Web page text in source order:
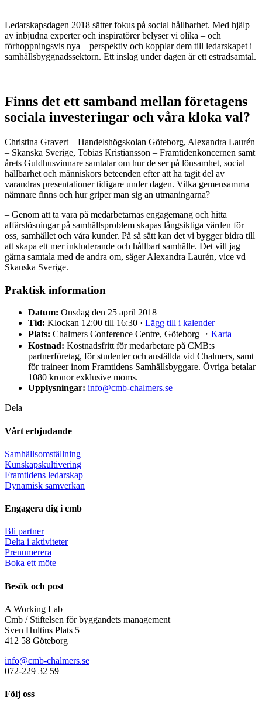
Ledarskapsdagen 2018 sätter fokus på social hållbarhet. Med hjälp
av inbjudna experter och inspiratörer belyser vi olika – och
förhoppningsvis nya – perspektiv och kopplar dem till ledarskapet i
samhällsbyggnadssektorn. Ett inslag under dagen är ett estradsamtal.
Finns det ett samband mellan företagens
sociala investeringar och våra kloka val?
Christina Gravert – Handelshögskolan Göteborg, Alexandra Laurén
– Skanska Sverige, Tobias Kristiansson – Framtidenkoncernen samt
årets Guldhusvinnare samtalar om hur de ser på lönsamhet, social
hållbarhet och människors beteenden efter att ha tagit del av
varandras presentationer tidigare under dagen. Vilka gemensamma
nämnare finns och hur griper man sig an utmaningarna?
– Genom att ta vara på medarbetarnas engagemang och hitta
affärslösningar på samhällsproblem skapas långsiktiga värden för
oss, samhället och våra kunder. På så sätt kan det vi bygger bidra till
att skapa ett mer inkluderande och hållbart samhälle. Det vill jag
gärna samtala med de andra om, säger Alexandra Laurén, vice vd
Skanska Sverige.
Praktisk information
Datum: Onsdag den 25 april 2018
Tid: Klockan 12:00 till 16:30 · Lägg till i kalender
Plats: Chalmers Conference Centre, Göteborg ・ Karta
Kostnad: Kostnadsfritt för medarbetare på CMB:s
partnerföretag, för studenter och anställda vid Chalmers, samt
för traineer inom Framtidens Samhällsbyggare. Övriga betalar
1080 kronor exklusive moms.
Upplysningar: info@cmb-chalmers.se
Dela
Vårt erbjudande
Samhällsomställning
Kunskapskultivering
Framtidens ledarskap
Dynamisk samverkan
Engagera dig i cmb
Bli partner
Delta i aktiviteter
Prenumerera
Boka ett möte
Besök och post
A Working Lab
Cmb / Stiftelsen för byggandets management
Sven Hultins Plats 5
412 58 Göteborg
info@cmb-chalmers.se
072-229 32 59
Följ oss